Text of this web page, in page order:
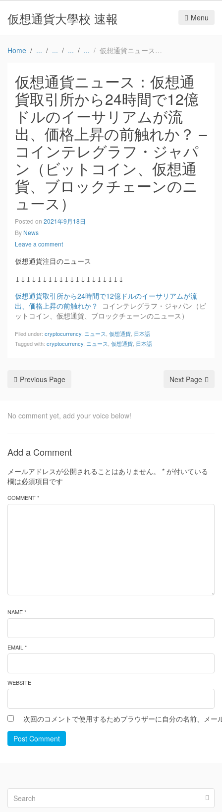
仮想通貨大學校 速報 Menu
Home 仮想通貨ニュース：仮想通貨取引所から24時間で12億ドルのイーサリアムが流出、価格上昇の前触れか？ – コインテレグラフ・ジャパン（ビットコイン、仮想通貨、ブロックチェーンのニュース）
仮想通貨ニュース：仮想通
貨取引所から24時間で12億
ドルのイーサリアムが流
出、価格上昇の前触れか？ –
コインテレグラフ・ジャパ
ン（ビットコイン、仮想通
貨、ブロックチェーンのニ
ュース）
Posted on 2021年9月18日
By News
Leave a comment
仮想通貨注目のニュース
↓↓↓↓↓↓↓↓↓↓↓↓↓↓↓↓↓↓↓↓
仮想通貨取引所から24時間で12億ドルのイーサリアムが流
出、価格上昇の前触れか？
コインテレグラフ・ジャパン（ビ
ットコイン、仮想通貨、ブロックチェーンのニュース）
Filed under: cryptocurrency ニュース 仮想通貨 日本語
Tagged with: cryptocurrency ニュース 仮想通貨 日本語
Previous Page Next Page
No comment yet, add your voice below!
Add a Comment
メールアドレスが公開されることはありません。 * が付いている
欄は必須項目です
COMMENT *
NAME *
EMAIL *
WEBSITE
次回のコメントで使用するためブラウザーに自分の名前、メー
Post Comment